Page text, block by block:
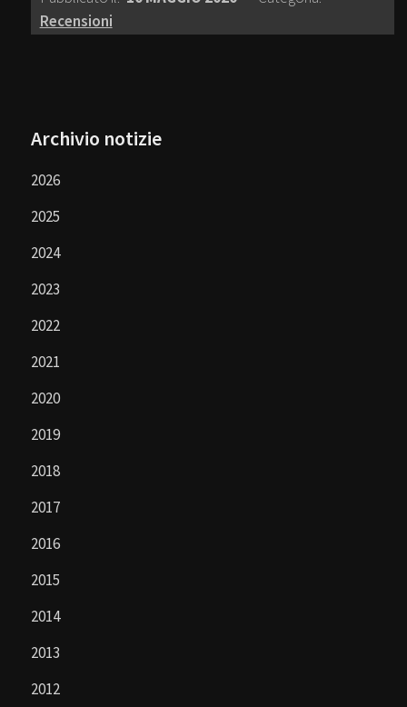
Recensioni
Archivio notizie
2026
2025
2024
2023
2022
2021
2020
2019
2018
2017
2016
2015
2014
2013
2012